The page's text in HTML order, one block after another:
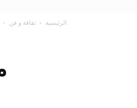
الرئيسية ثقافة و فن